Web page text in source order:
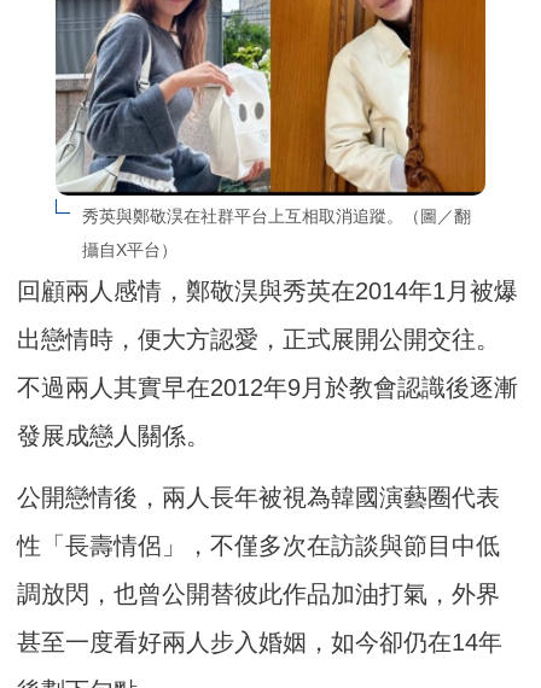
秀英與鄭敬淏在社群平台上互相取消追蹤。（圖／翻
攝自X平台）
回顧兩人感情，鄭敬淏與秀英在2014年1月被爆
出戀情時，便大方認愛，正式展開公開交往。
不過兩人其實早在2012年9月於教會認識後逐漸
發展成戀人關係。
公開戀情後，兩人長年被視為韓國演藝圈代表
性「長壽情侶」，不僅多次在訪談與節目中低
調放閃，也曾公開替彼此作品加油打氣，外界
甚至一度看好兩人步入婚姻，如今卻仍在14年